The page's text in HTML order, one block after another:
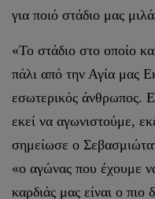
για ποιό στάδιο μας
«Το στάδιο στο οποίο
πάλι από την Αγία μας
εσωτερικός άνθρωπος.
εκεί να αγωνιστούμε,
σημείωσε ο
«ο αγώνας που έχουμε
καρδιάς μας είναι ο πιο